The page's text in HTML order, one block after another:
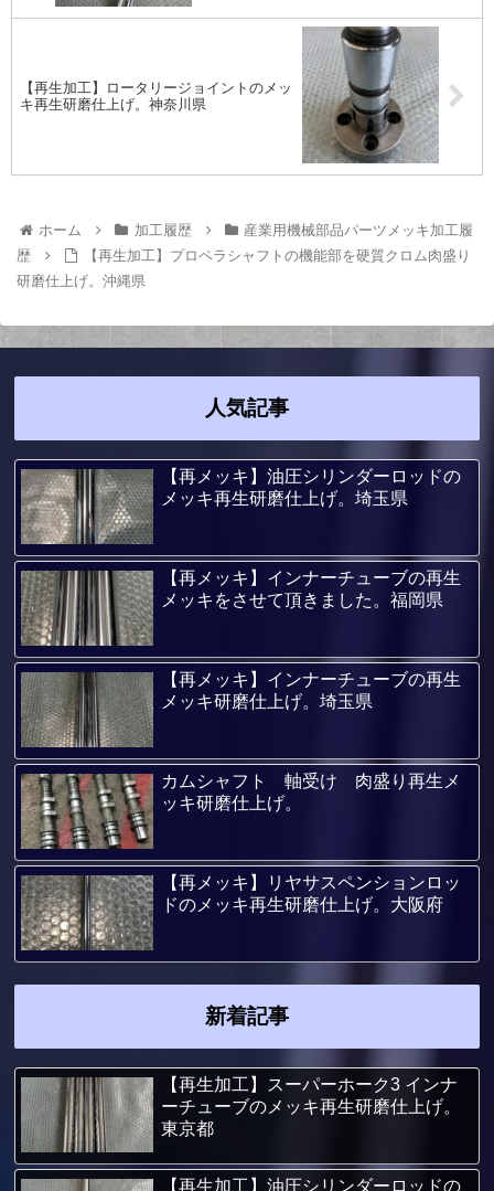
【再生加工】ロータリージョイントのメッ
キ再生研磨仕上げ。神奈川県
ホーム 加工履歴
産業用機械部品パーツメッキ加工履
歴
【再生加工】プロペラシャフトの機能部を硬質クロム肉盛り
研磨仕上げ。沖縄県
人気記事
【再メッキ】油圧シリンダーロッドの
メッキ再生研磨仕上げ。埼玉県
【再メッキ】インナーチューブの再生
メッキをさせて頂きました。福岡県
【再メッキ】インナーチューブの再生
メッキ研磨仕上げ。埼玉県
カムシャフト 軸受け 肉盛り再生メ
ッキ研磨仕上げ。
【再メッキ】リヤサスペンションロッ
ドのメッキ再生研磨仕上げ。大阪府
新着記事
【再生加工】スーパーホーク3 インナ
ーチューブのメッキ再生研磨仕上げ。
東京都
【再生加工】油圧シリンダーロッドの